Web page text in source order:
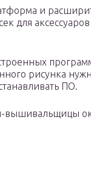
и
для
рисунка
ПО.
вышивальщицы